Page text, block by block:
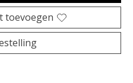
toevoegen